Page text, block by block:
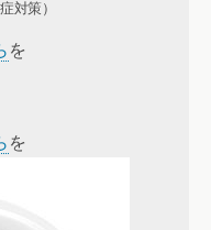
対策）
を
を